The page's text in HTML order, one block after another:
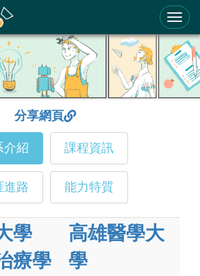
育才輔助系統
分享網頁
介紹 課程資訊
進路 能力特質
學
療學
高雄醫學大
學